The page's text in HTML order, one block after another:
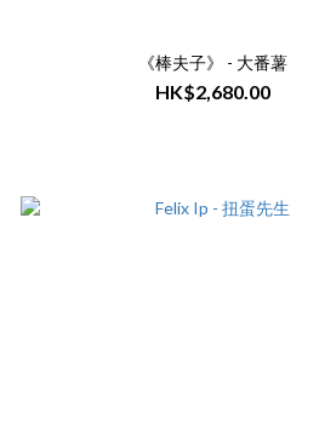
《棒夫子》 - 大番薯
HK$2,680.00